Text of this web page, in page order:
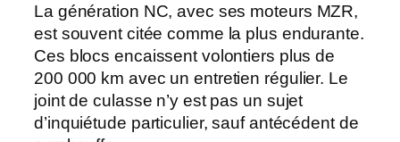
La génération NC, avec ses moteurs MZR,
est souvent citée comme la plus endurante.
Ces blocs encaissent volontiers plus de
200 000 km avec un entretien régulier. Le
joint de culasse n’y est pas un sujet
d’inquiétude particulier, sauf antécédent de